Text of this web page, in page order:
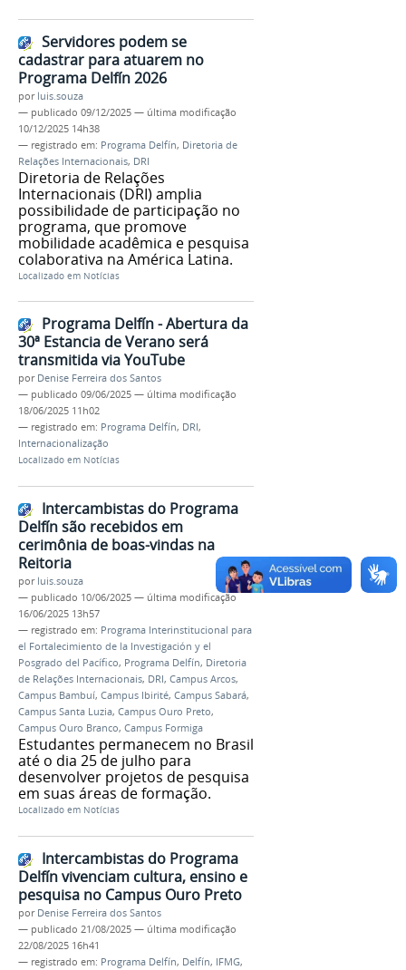
Servidores podem se
cadastrar para atuarem no
Programa Delfín 2026
por luis.souza
— publicado 09/12/2025 — última modificação
10/12/2025 14h38
— registrado em: Programa Delfín, Diretoria de
Relações Internacionais, DRI
Diretoria de Relações
Internacionais (DRI) amplia
possibilidade de participação no
programa, que promove
mobilidade acadêmica e pesquisa
colaborativa na América Latina.
Localizado em Notícias
Programa Delfín - Abertura da
30ª Estancia de Verano será
transmitida via YouTube
por Denise Ferreira dos Santos
— publicado 09/06/2025 — última modificação
18/06/2025 11h02
— registrado em: Programa Delfín, DRI,
Internacionalização
Localizado em Notícias
Intercambistas do Programa
Delfín são recebidos em
cerimônia de boas-vindas na
Reitoria
por luis.souza
— publicado 10/06/2025 — última modificação
16/06/2025 13h57
— registrado em: Programa Interinstitucional para
el Fortalecimiento de la Investigación y el
Posgrado del Pacífico, Programa Delfín, Diretoria
de Relações Internacionais, DRI, Campus Arcos,
Campus Bambuí, Campus Ibirité, Campus Sabará,
Campus Santa Luzia, Campus Ouro Preto,
Campus Ouro Branco, Campus Formiga
Estudantes permanecem no Brasil
até o dia 25 de julho para
desenvolver projetos de pesquisa
em suas áreas de formação.
Localizado em Notícias
Intercambistas do Programa
Delfín vivenciam cultura, ensino e
pesquisa no Campus Ouro Preto
por Denise Ferreira dos Santos
— publicado 21/08/2025 — última modificação
22/08/2025 16h41
— registrado em: Programa Delfín, Delfín, IFMG,